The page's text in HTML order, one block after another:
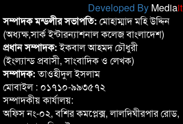
Developed By Mediait
সম্পাদক মন্ডলীর সভাপতি: মোহাম্মাদ মহি উদ্দিন
(অধ্যক্ষ,সার্ক ইন্টারন্যাশনাল কলেজ বাংলাদেশ)
প্রধান সম্পাদক:ইকবাল আহমদ চৌধুরী
(ইংল্যান্ড প্রবাসী, সাংবাদিক ও লেখক)
সম্পাদক:তাওহীদুল ইসলাম
মোবাইল : ০১৭১০-৯৯৩৫৭২
সম্পাদকীয় কার্যালয়:
অফিস নং-০২, বশির কমপ্লেক্স, লালদিঘীরপার রোড,